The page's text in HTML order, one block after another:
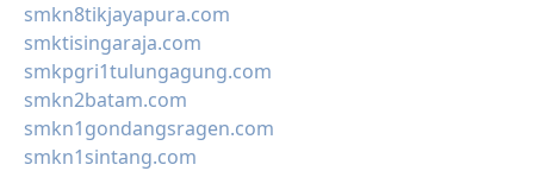
smkn8tikjayapura.com
smktisingaraja.com
smkpgri1tulungagung.com
smkn2batam.com
smkn1gondangsragen.com
smkn1sintang.com